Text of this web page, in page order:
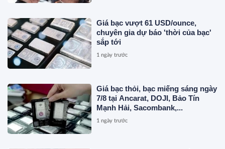
Giá bạc vượt 61 USD/ounce,
chuyên gia dự báo 'thời của bạc'
sắp tới
1 ngày trước
Giá bạc thỏi, bạc miếng sáng ngày
7/8 tại Ancarat, DOJI, Bảo Tín
Mạnh Hải, Sacombank,...
1 ngày trước